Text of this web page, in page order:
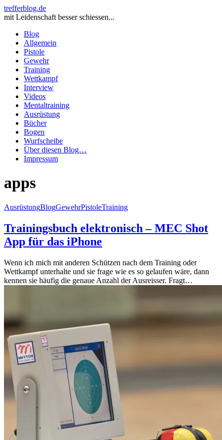
trefferblog.de
mit Leidenschaft besser schiessen...
Blog
Allgemein
Pistole
Gewehr
Training
Wettkampf
Interview
Videos
Mentaltraining
Ausrüstung
Bücher
Bogen
Wurfscheibe
Über diesen Blog…
Impressum
apps
AusrüstungBlogGewehrPistoleTraining
Trainingsbuch elektronisch – MEC Shot
App für das iPhone
Wenn ich mich mit anderen Schützen nach dem Training oder
Wettkampf unterhalte und sie frage wie es so gelaufen wäre, dann
kennen sie häufig die genaue Anzahl der Ausreisser. Fragt…